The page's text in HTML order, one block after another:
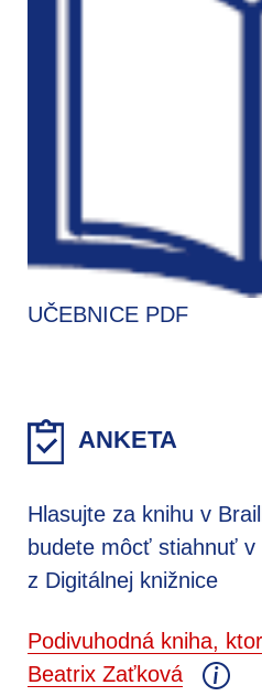
UČEBNICE PDF
ANKETA
Hlasujte za knihu v
budete môcť stiahnuť
z Digitálnej knižnice
Podivuhodná kniha,
Beatrix Zaťková